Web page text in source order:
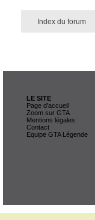
Index du forum
LE SITE
Page d'accueil
Zoom sur GTA
Mentions légales
Contact
Equipe GTA Légende